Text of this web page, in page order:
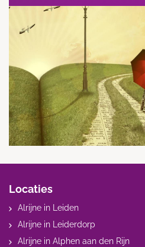
Locaties
Alrijne in Leiden
Alrijne in Leiderdorp
Alrijne in Alphen aan den Rijn